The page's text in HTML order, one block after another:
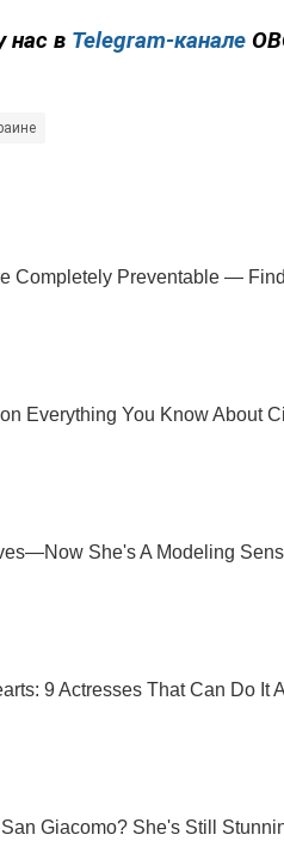
нас в Telegram-канале